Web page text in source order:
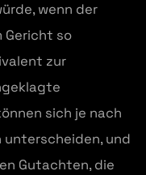
wenn der
Gericht so
zur
sich je nach
unterscheiden, und
Gutachten, die